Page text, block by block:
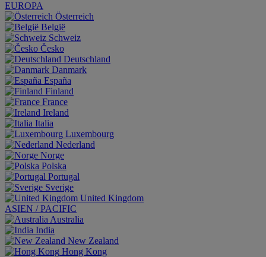
EUROPA
Österreich
België
Schweiz
Česko
Deutschland
Danmark
España
Finland
France
Ireland
Italia
Luxembourg
Nederland
Norge
Polska
Portugal
Sverige
United Kingdom
ASIEN / PACIFIC
Australia
India
New Zealand
Hong Kong